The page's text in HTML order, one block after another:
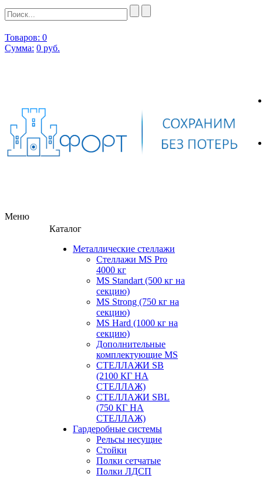
Товаров: 0
Сумма: 0 руб.
Меню
Каталог
Металлические стеллажи
Стеллажи MS Pro
4000 кг
MS Standart (500 кг на
секцию)
MS Strong (750 кг на
секцию)
MS Hard (1000 кг на
секцию)
Дополнительные
комплектующие MS
СТЕЛЛАЖИ SB
(2100 КГ НА
СТЕЛЛАЖ)
СТЕЛЛАЖИ SBL
(750 КГ НА
СТЕЛЛАЖ)
Гардеробные системы
Рельсы несущие
Стойки
Полки сетчатые
Полки ЛДСП